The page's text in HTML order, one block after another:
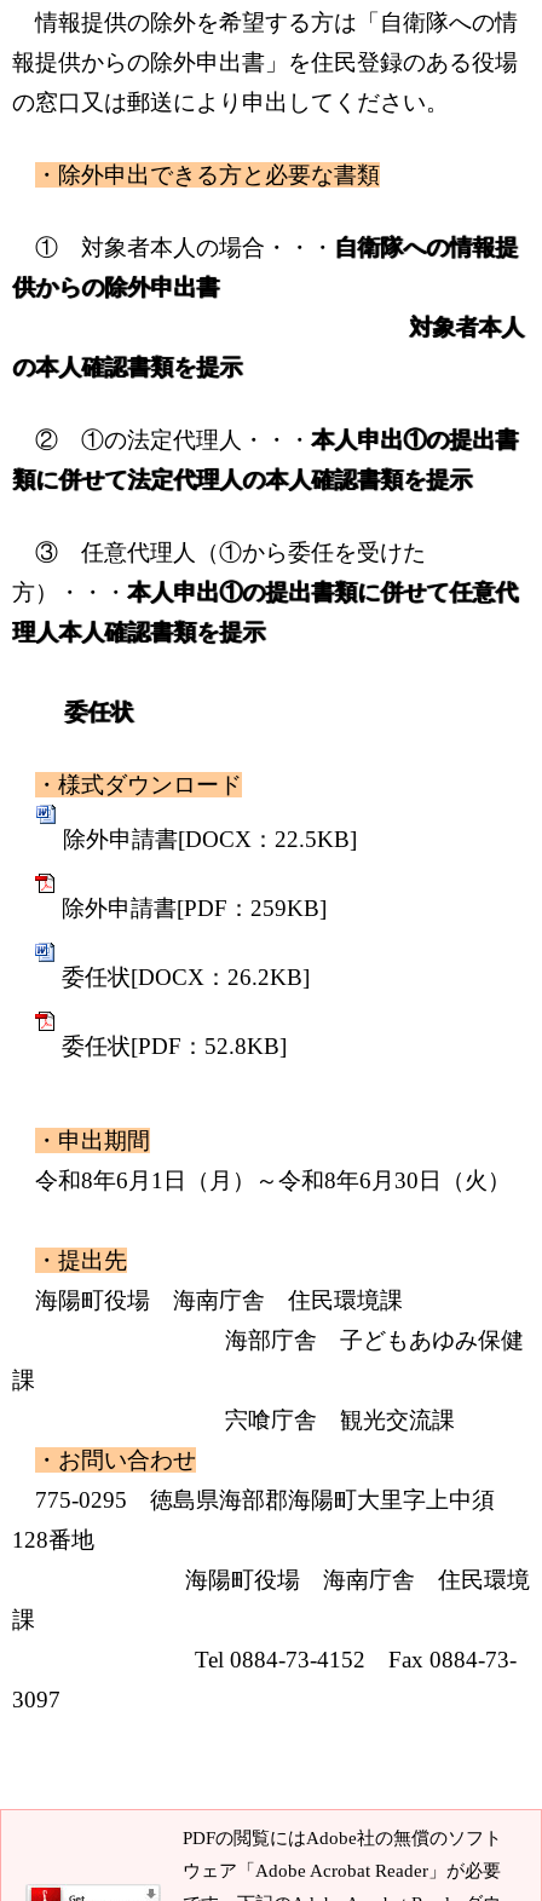
情報提供の除外を希望する方は「自衛隊への情
報提供からの除外申出書」を住民登録のある役場
の窓口又は郵送により申出してください。
・除外申出できる方と必要な書類
① 対象者本人の場合・・・ 自衛隊への情報提
供からの除外申出書
対象者本人
の本人確認書類を提示
② ①の法定代理人・・・ 本人申出①の提出書
類に併せて法定代理人の本人確認書類を提示
③ 任意代理人（①から委任を受けた
方）・・・ 本人申出①の提出書類に併せて任意代
理人本人確認書類を提示
委任状
・様式ダウンロード
除外申請書[DOCX：22.5KB]
除外申請書[PDF：259KB]
委任状[DOCX：26.2KB]
委任状[PDF：52.8KB]
・申出期間
令和8年6月1日（月）～令和8年6月30日（火）
・提出先
海陽町役場 海南庁舎 住民環境課
海部庁舎 子どもあゆみ保健
課
宍喰庁舎 観光交流課
・お問い合わせ
775-0295 徳島県海部郡海陽町大里字上中須
128番地
海陽町役場 海南庁舎 住民環境
課
Tel 0884-73-4152 Fax 0884-73-
3097
PDFの閲覧にはAdobe社の無償のソフト
ウェア「Adobe Acrobat Reader」が必要